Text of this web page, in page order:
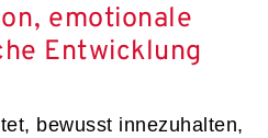
emotionale
Entwicklung
bewusst innezuhalten,